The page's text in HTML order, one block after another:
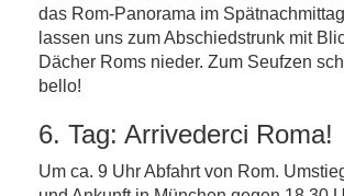
das Rom-Panorama im
lassen uns zum Abschiedstrunk mit
Dächer Roms nieder. Zum Seufzen
bello!
6. Tag: Arrivederci Roma!
Um ca. 9 Uhr Abfahrt von Rom.